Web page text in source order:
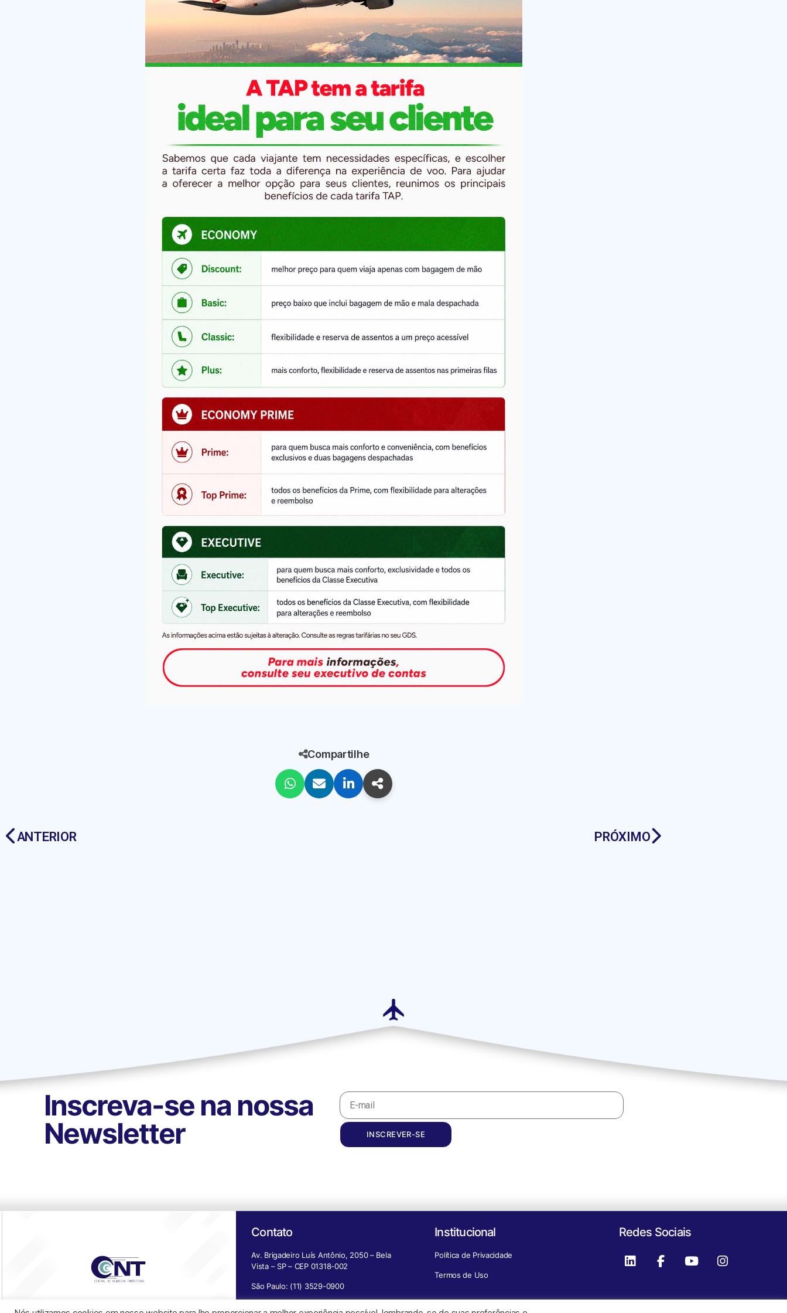
Compartilhe
ANTERIOR PRÓXIMO
Inscreva-se na nossa
Newsletter
INSCREVER-SE
Contato
Av. Brigadeiro Luís Antônio, 2050 – Bela
Vista – SP – CEP 01318-002
São Paulo: (11) 3529-0900
Institucional
Política de Privacidade
Termos de Uso
Redes Sociais